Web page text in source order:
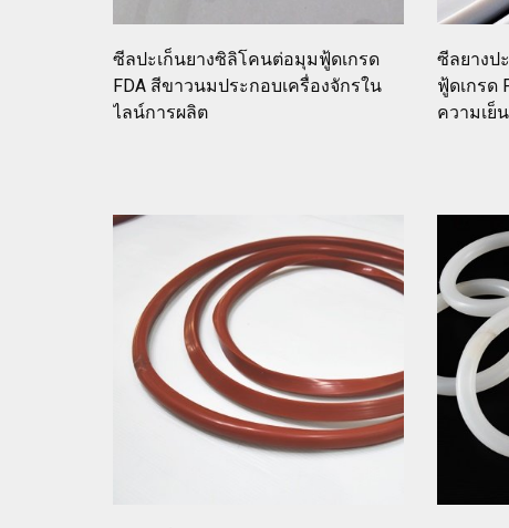
ซีลปะเก็นยางซิลิโคนต่อมุมฟู้ดเกรด
FDA สีขาวนมประกอบเครื่องจักรใน
ไลน์การผลิต
ซีลยางป
ฟู้ดเกรด
ความเ